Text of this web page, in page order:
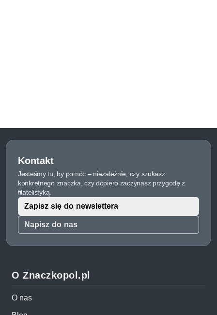
Kontakt
Jesteśmy tu, by pomóc – niezależnie, czy szukasz
konkretnego znaczka, czy dopiero zaczynasz przygodę z
filatelistyką.
Napisz do nas
Zapisz się do newslettera
O Znaczkopol.pl
O nas